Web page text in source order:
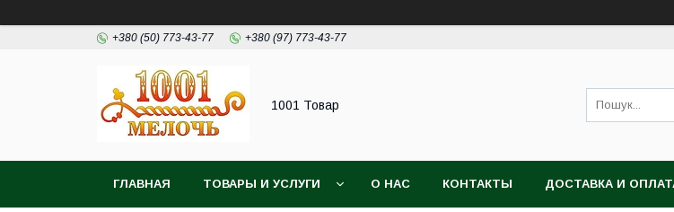
+380 (50) 773-43-77 +380 (97) 773-43-77
1001 Товар
ГЛАВНАЯ ТОВАРЫ И УСЛУГИ О НАС КОНТАКТЫ ДОСТАВКА И